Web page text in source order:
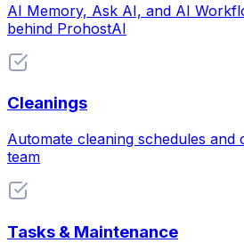
AI Memory, Ask AI, and AI
behind ProhostAI
Cleanings
Automate cleaning schedules
team
Tasks & Maintenance